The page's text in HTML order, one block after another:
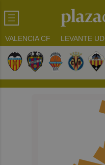
VALENCIA CF LEVANTE UD